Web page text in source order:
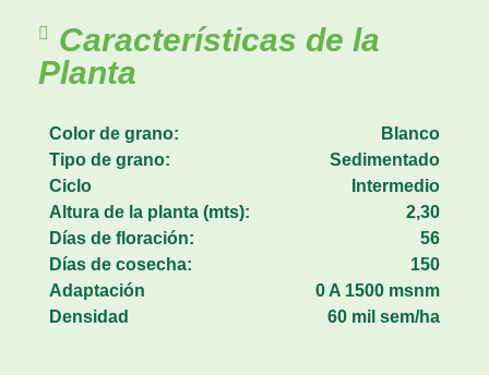
Características de la
Planta
Color de grano:
Blanco
Tipo de grano:
Sedimentado
Ciclo
Intermedio
Altura de la planta (mts):
2,30
Días de floración:
56
Días de cosecha:
150
Adaptación
0 A 1500 msnm
Densidad
60 mil sem/ha